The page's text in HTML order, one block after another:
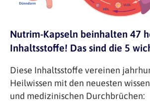
Nutrim-Kapseln beinhalten 47
Inhaltsstoffe! Das sind die 5
Diese Inhaltsstoffe vereinen
Heilwissen mit den neuesten
und medizinischen Durchbrüchen: